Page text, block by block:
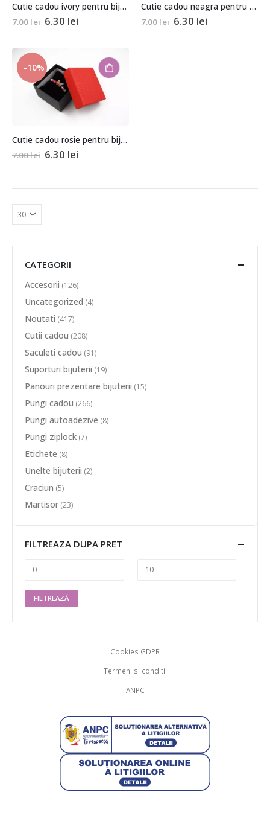
Cutie cadou ivory pentru bijuterii cu pernita 5,5x8x8,5cm
7.00lei 6.30 lei
Cutie cadou neagra pentru bijuterii cu pernita 5,5x8x8,5cm
7.00lei 6.30 lei
-10%
Cutie cadou rosie pentru bijuterii cu pernita 5,5x8x8,5cm
7.00lei 6.30 lei
CATEGORII
Accesorii (126)
Uncategorized (4)
Noutati (417)
Cutii cadou (208)
Saculeti cadou (91)
Suporturi bijuterii (19)
Panouri prezentare bijuterii (15)
Pungi cadou (266)
Pungi autoadezive (8)
Pungi ziplock (7)
Etichete (8)
Unelte bijuterii (2)
Craciun (5)
Martisor (23)
FILTREAZA DUPA PRET
FILTREAZĂ
Cookies GDPR
Termeni si conditii
ANPC